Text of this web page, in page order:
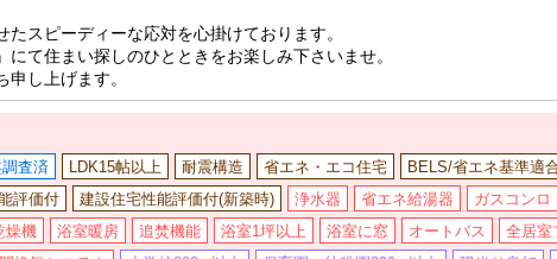
スピーディーな応対を心掛けております。
にて住まい探しのひとときをお楽しみ下さいませ。
し上げます。
査済 LDK15帖以上 耐震構造 省エネ・エコ住宅
BELS/省エネ基準適
評価付 建設住宅性能評価付(新築時) 浄水器 省エネ給湯器
ガスコンロ
燥機 浴室暖房 追焚機能 浴室1坪以上 浴室に窓 オートバス
全居室